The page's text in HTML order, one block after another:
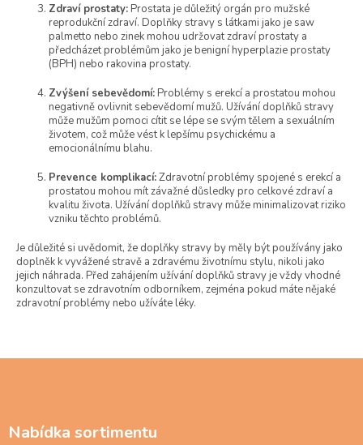
i
s
u
Zdraví prostaty: Prostata je důležitý orgán pro mužské
reprodukční zdraví. Doplňky stravy s látkami jako je saw
palmetto nebo zinek mohou udržovat zdraví prostaty a
předcházet problémům jako je benigní hyperplazie prostaty
(BPH) nebo rakovina prostaty.
Zvýšení sebevědomí: Problémy s erekcí a prostatou mohou
negativně ovlivnit sebevědomí mužů. Užívání doplňků stravy
může mužům pomoci cítit se lépe se svým tělem a sexuálním
životem, což může vést k lepšímu psychickému a
emocionálnímu blahu.
Prevence komplikací:Zdravotní problémy spojené s erekcí a
prostatou mohou mít závažné důsledky pro celkové zdraví a
kvalitu života. Užívání doplňků stravy může minimalizovat riziko
vzniku těchto problémů.
Je důležité si uvědomit, že doplňky stravy by měly být používány jako
doplněk k vyvážené stravě a zdravému životnímu stylu, nikoli jako
jejich náhrada. Před zahájením užívání doplňků stravy je vždy vhodné
konzultovat se zdravotním odborníkem, zejména pokud máte nějaké
zdravotní problémy nebo užíváte léky.
Nabídka sortimentu